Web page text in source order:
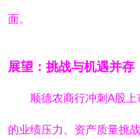
面。
展望：挑战与机遇并存
顺德农商行冲刺A股
的业绩压力、资产质量挑